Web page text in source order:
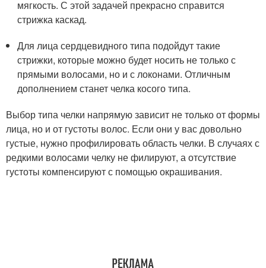
мягкость. С этой задачей прекрасно справится
стрижка каскад.
Для лица сердцевидного типа подойдут такие
стрижки, которые можно будет носить не только с
прямыми волосами, но и с локонами. Отличным
дополнением станет челка косого типа.
Выбор типа челки напрямую зависит не только от формы
лица, но и от густоты волос. Если они у вас довольно
густые, нужно профилировать область челки. В случаях с
редкими волосами челку не филируют, а отсутствие
густоты компенсируют с помощью окрашивания.